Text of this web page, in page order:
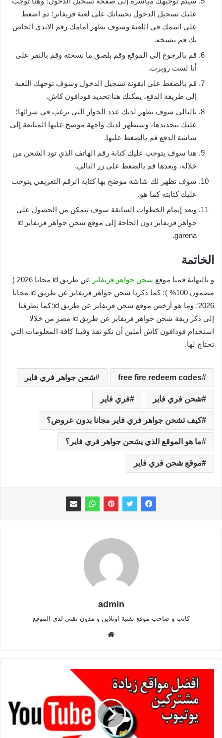
عليك تسجيل الدخول بحسابك على لعبة فريفاير؛ ثم اضغط
على اسمك في اللعبة وسوف يظهر أمامك رقم الايدي الخاص
بك قم بنسخه.
قم بالرجوع إلى الموقع وقم بلصق ما نسخته وقم بالنقر على
أنا لست روبرت.
قم بالضغط على ايقونة تسجيل الدخول وسوف توجهك اللعبة
إلى طريقة الدفع، يمكنك هنا تحديد فودافون كاش.
بالتالي سوف تظهر لديك عدد الجوار التي ترغب في شرائها؛
عليك بتحديدها، وستظهر لديك واجهة موضح عليها المتابعة إلى
شاشة الدفع قم بالضغط عليها.
هنا سوف يتوجب عليك كتابة رقم الهاتف الذي تود الشحن من
خلاله، وبعدها قم بالضغط على زر التالي.
سوف تظهر لك شاشة موضح بها كتابة الرقم التعريفي يتوجب
عليك كتابته كما هو.
وبعد إتمام الخطوات السابقة سوف تتمكن من الحصول على
جواهر فريفاير دون الحاجة إلى موقع شحن جواهر فريفاير id
garena.
الخاتمة
و بالنهاية قمنا موقع شحن جواهر فريفاير
عن طريق id مجانا 2026 (
مضمون 100% )؛ كما ذكرنا شحن جواهر فريفاير عن طريق id مجانا
2026؛ وما هو أرخص موقع شحن فريفاير عن طريق id؛كما تطرقنا
إلى ذكر ريقة شحن جواهر فريفاير عن طريق id مصر من خلالا
استخدام فودافون كاش أملين أن نكو نقد وفينا كافة المعلومات التي
تحتاج لها.
free fire redeem codes شحن جواهر فري فاير
شحن فري فاير فري فاير
كيف تشحن جواهر فري فاير مجانا بدون عروض؟
ما هو الموقع الذي يشحن جواهر فري فاير؟
موقع شحن فري فاير
admin
كاتب و صاحب موقع تقنية اونلاين و مدون تقني لدى الموقع